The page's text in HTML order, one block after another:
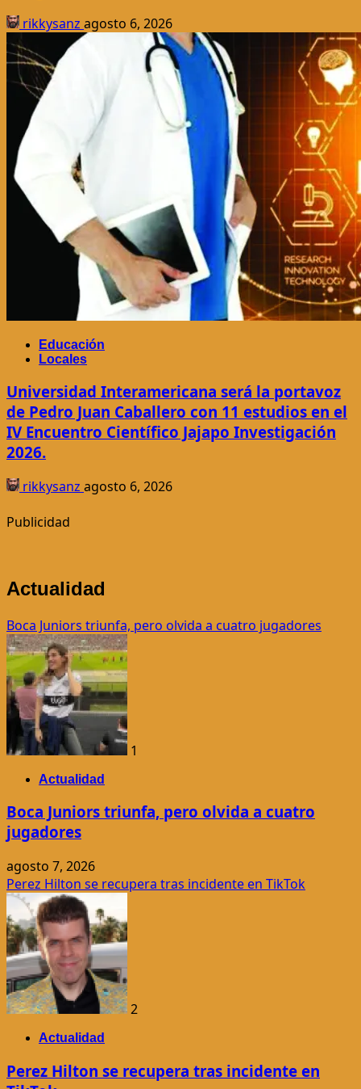
rikkysanz agosto 6, 2026
Educación
Locales
Universidad Interamericana será la portavoz
de Pedro Juan Caballero con 11 estudios en el
IV Encuentro Científico Jajapo Investigación
2026.
rikkysanz agosto 6, 2026
Publicidad
Actualidad
Boca Juniors triunfa, pero olvida a cuatro jugadores
1
Actualidad
Boca Juniors triunfa, pero olvida a cuatro
jugadores
agosto 7, 2026
Perez Hilton se recupera tras incidente en TikTok
2
Actualidad
Perez Hilton se recupera tras incidente en